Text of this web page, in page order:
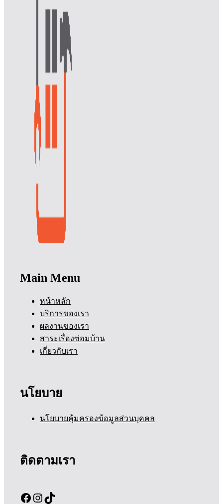
Main Menu
หน้าหลัก
บริการของเรา
ผลงานของเรา
สาระเรื่องซ่อมบ้าน
เกี่ยวกับเรา
นโยบาย
นโยบายคุ้มครองข้อมูลส่วนบุคคล
ติดตามเรา
Facebook
Instagram
TikTok